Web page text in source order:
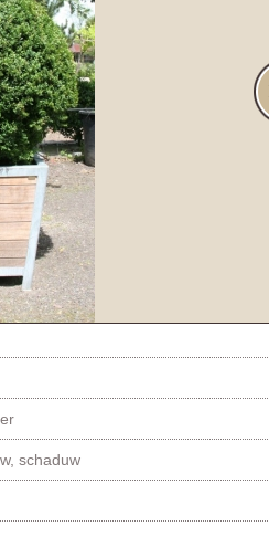
schaduw